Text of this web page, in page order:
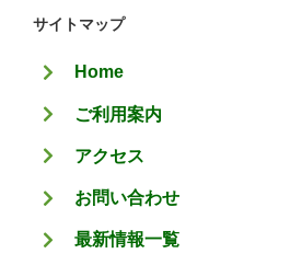
ゴ
ー
サイトマップ
Home
ご利用案内
アクセス
お問い合わせ
最新情報一覧